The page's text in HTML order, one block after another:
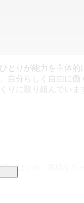
とりが能力を主体的
自分らしく自由に働
りに取り組んでいま
をはじめ、多様なキャ
社会課題をテクノロジ